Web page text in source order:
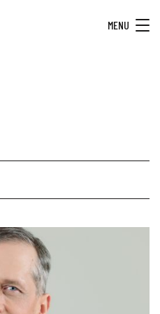
MENU